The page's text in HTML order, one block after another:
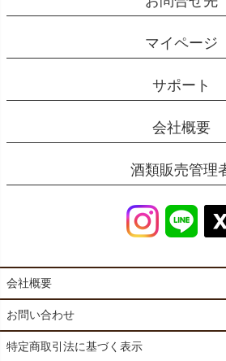
マイページ
サポート
会社概要
酒類販売管理
会社概要
お問い合わせ
特定商取引法に基づく表示